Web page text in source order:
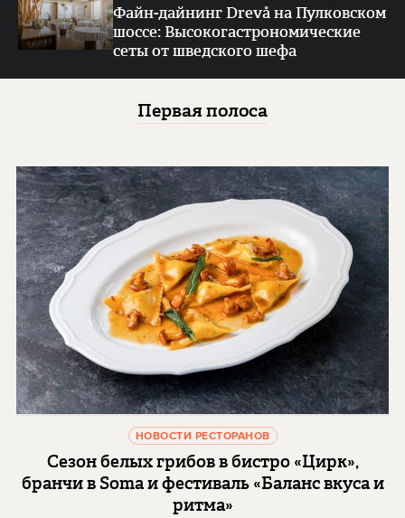
Файн-дайнинг Drevå на Пулковском
шоссе: Высокогастрономические
сеты от шведского шефа
Первая полоса
НОВОСТИ РЕСТОРАНОВ
Сезон белых грибов в бистро «Цирк»,
бранчи в Soma и фестиваль «Баланс вкуса и
ритма»